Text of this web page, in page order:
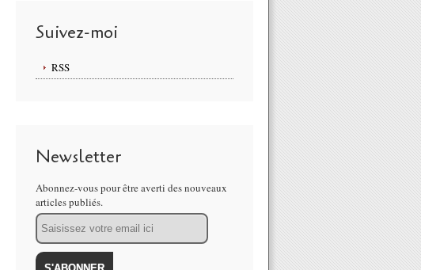
Suivez-moi
RSS
Newsletter
Abonnez-vous pour être averti des nouveaux
articles publiés.
Email